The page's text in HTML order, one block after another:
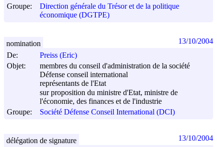
Groupe:
Direction générale du Trésor et de la politique
économique (DGTPE)
De:
Preiss (Eric)
Objet:
membres du conseil d'administration de la société
Défense conseil international
représentants de l'Etat
sur proposition du ministre d'Etat, ministre de
l'économie, des finances et de l'industrie
Groupe:
Société Défense Conseil International (DCI)
nomination 13/10/2004
délégation de signature 13/10/2004